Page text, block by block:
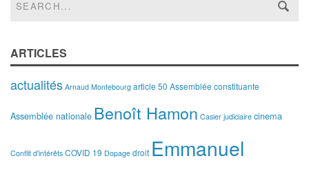
ARTICLES
actualités Arnaud Montebourg article 50 Assemblée constituante
Assemblée nationale Benoît Hamon Casier judiciaire cinema
Conflit d'intérêts COVID 19 Dopage droit Emmanuel